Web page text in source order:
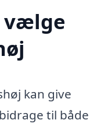
vælge
kan give
til både